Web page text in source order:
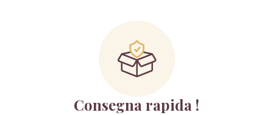
Consegna rapida !